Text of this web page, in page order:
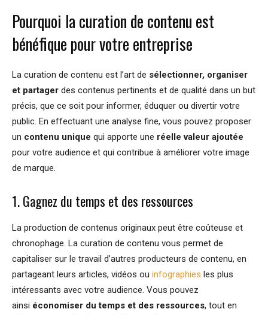
Pourquoi la curation de contenu est
bénéfique pour votre entreprise
La curation de contenu est l’art de sélectionner, organiser
et partager des contenus pertinents et de qualité dans un but
précis, que ce soit pour informer, éduquer ou divertir votre
public. En effectuant une analyse fine, vous pouvez proposer
un contenu unique qui apporte une réelle valeur ajoutée
pour votre audience et qui contribue à améliorer votre image
de marque.
1. Gagnez du temps et des ressources
La production de contenus originaux peut être coûteuse et
chronophage. La curation de contenu vous permet de
capitaliser sur le travail d’autres producteurs de contenu, en
partageant leurs articles, vidéos ou infographies les plus
intéressants avec votre audience. Vous pouvez
ainsi économiser du temps et des ressources, tout en